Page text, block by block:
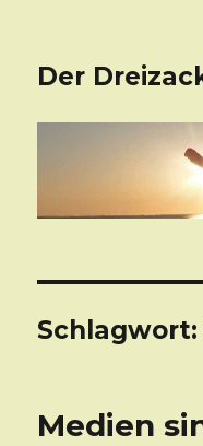
Der
Medien